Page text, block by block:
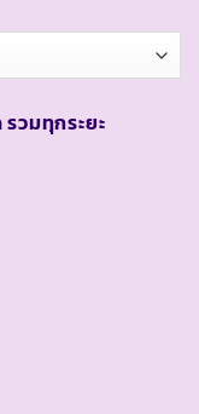
วมทุกระยะ